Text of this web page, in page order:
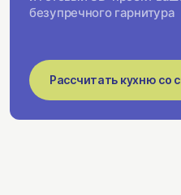
безупречного гарнитура
Рассчитать кухню со